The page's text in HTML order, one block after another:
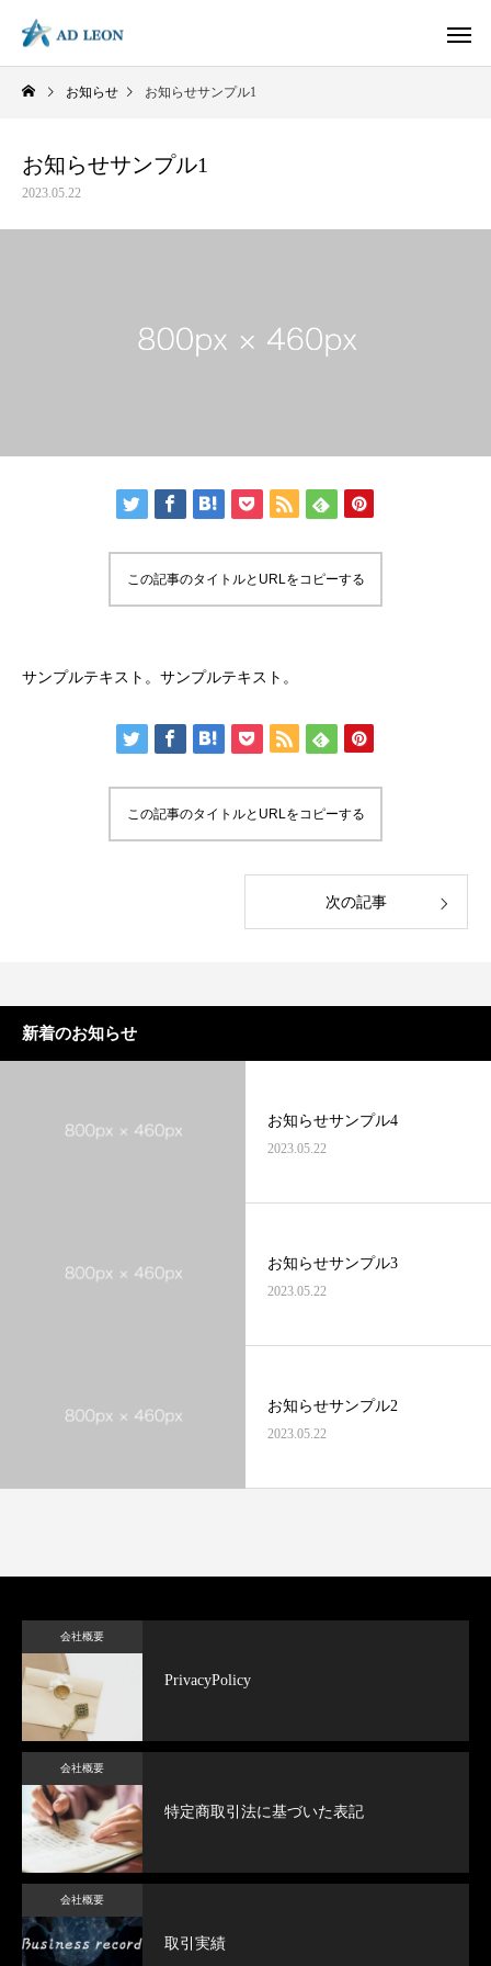
PrivacyPolicy
写真/動画 企画・撮影 動画 企画・制作 HP/LP 企
お知らせ お知らせサンプル1
お知らせサンプル1
2023.05.22
この記事のタイトルとURLをコピーする
サンプルテキスト。サンプルテキスト。
この記事のタイトルとURLをコピーする
次の記事
新着のお知らせ
お知らせサンプル4
2023.05.22
お知らせサンプル3
2023.05.22
お知らせサンプル2
2023.05.22
会社概要
PrivacyPolicy
会社概要
特定商取引法に基づいた表記
会社概要
取引実績